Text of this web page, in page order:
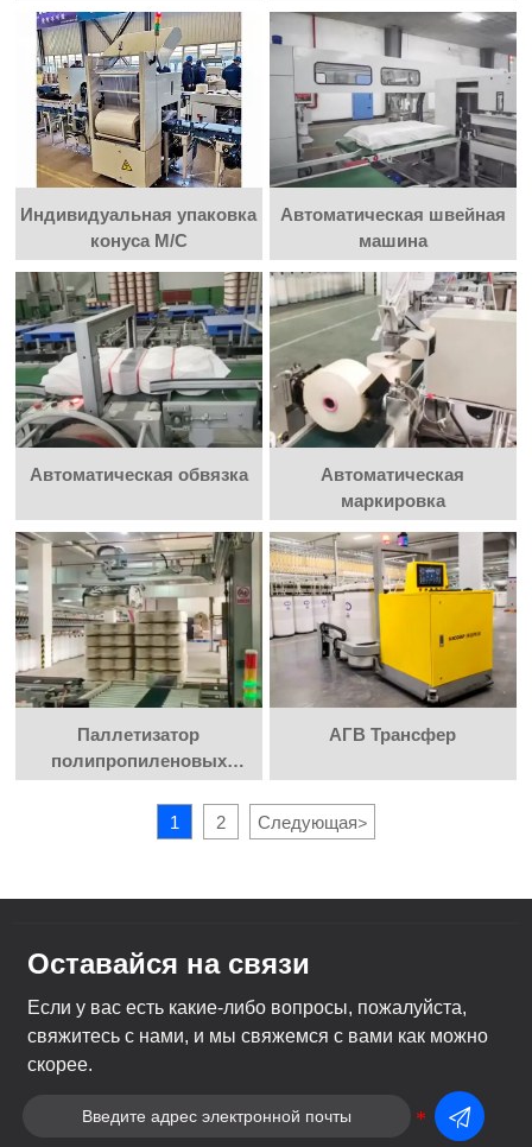
Индивидуальная упаковка
конуса M/C
Автоматическая швейная
машина
Автоматическая обвязка
Автоматическая
маркировка
Паллетизатор
полипропиленовых
мешков
АГВ Трансфер
1 2 Следующая>
Оставайся на связи
Если у вас есть какие-либо вопросы, пожалуйста,
свяжитесь с нами, и мы свяжемся с вами как можно
скорее.
